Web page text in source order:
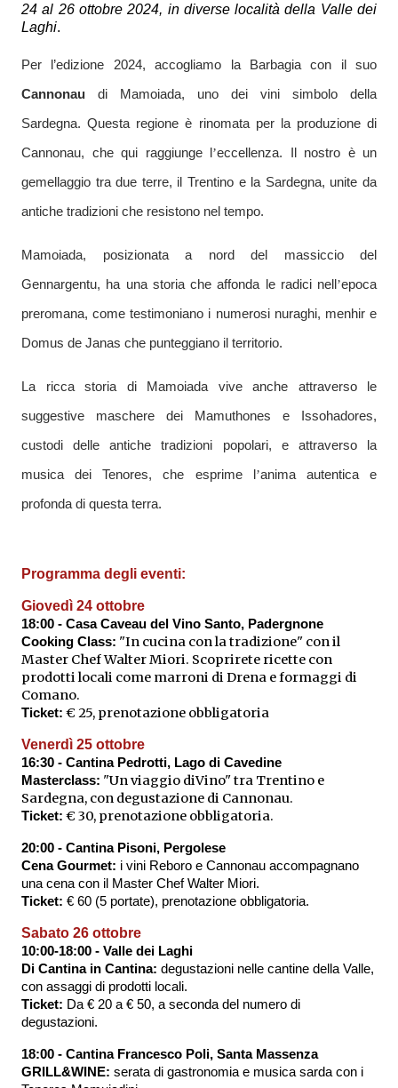
24 al 26 ottobre 2024, in diverse località della Valle dei
Laghi.
Per l’edizione 2024, accogliamo la Barbagia con il suo
Cannonau di Mamoiada, uno dei vini simbolo della
Sardegna. Questa regione è rinomata per la produzione di
Cannonau, che qui raggiunge l ’eccellenza. Il nostro è un
gemellaggio tra due terre, il Trentino e la Sardegna, unite da
antiche tradizioni che resistono nel tempo.
Mamoiada, posizionata a nord del massiccio del
Gennargentu, ha una storia che affonda le radici nell ’epoca
preromana, come testimoniano i numerosi nuraghi, menhir e
Domus de Janas che punteggiano il territorio.
La ricca storia di Mamoiada vive anche attraverso le
suggestive maschere dei Mamuthones e Issohadores,
custodi delle antiche tradizioni popolari, e attraverso la
musica dei Tenores, che esprime l ’anima autentica e
profonda di questa terra.
Programma degli eventi:
Giovedì 24 ottobre
18:00 - Casa Caveau del Vino Santo, Padergnone
Cooking Class: "In cucina con la tradizione" con il
Master Chef Walter Miori. Scoprirete ricette con
prodotti locali come marroni di Drena e formaggi di
Comano.
Ticket: € 25, prenotazione obbligatoria
Venerdì 25 ottobre
16:30 - Cantina Pedrotti, Lago di Cavedine
Masterclass: "Un viaggio diVino" tra Trentino e
Sardegna, con degustazione di Cannonau.
Ticket: € 30, prenotazione obbligatoria.
20:00 - Cantina Pisoni, Pergolese
Cena Gourmet: i vini Reboro e Cannonau accompagnano
una cena con il Master Chef Walter Miori.
Ticket: € 60 (5 portate), prenotazione obbligatoria.
Sabato 26 ottobre
10:00-18:00 - Valle dei Laghi
Di Cantina in Cantina: degustazioni nelle cantine della Valle,
con assaggi di prodotti locali.
Ticket: Da € 20 a € 50, a seconda del numero di
degustazioni.
18:00 - Cantina Francesco Poli, Santa Massenza
GRILL&WINE: serata di gastronomia e musica sarda con i